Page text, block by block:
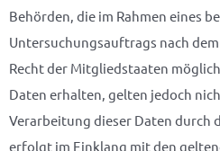
Behörden, die im Rahmen eines
Untersuchungsauftrags nach
Recht der Mitgliedstaaten
Daten erhalten, gelten jedoch
Verarbeitung dieser Daten durch
erfolgt im Einklang mit den